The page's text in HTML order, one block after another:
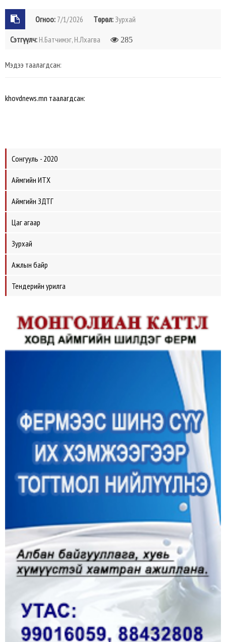
Огноо: 7/1/2026 Төрөл:Зурхай
Сэтгүүлч: Н.Батчимэг, Н.Лхагва 285
Мэдээ таалагдсан:
khovdnews.mn таалагдсан:
Сонгууль - 2020
Аймгийн ИТХ
Аймгийн ЗДТГ
Цаг агаар
Зурхай
Ажлын байр
Тендерийн урилга